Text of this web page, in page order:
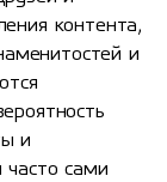
контента,
и
и
часто сами